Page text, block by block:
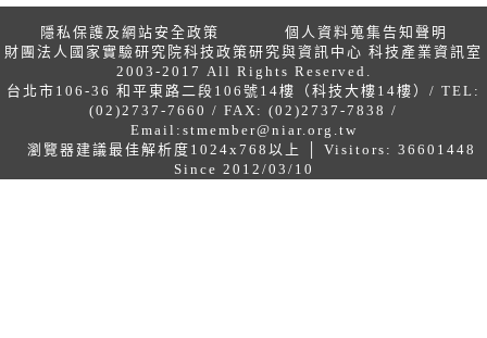
隱私保護及網站安全政策
個人資料蒐集告知聲明
財團法人國家實驗研究院科技政策研究與資訊中心 科技產業資訊室
2003-2017 All Rights Reserved.
台北市106-36 和平東路二段106號14樓（科技大樓14樓）/ TEL:
(02)2737-7660 / FAX: (02)2737-7838 /
Email: stmember@niar.org.tw
瀏覽器建議最佳解析度1024x768以上 │ Visitors: 36601448
Since 2012/03/10